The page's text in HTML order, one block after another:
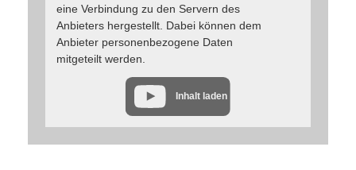
eine Verbindung zu den Servern des
Anbieters hergestellt. Dabei können dem
Anbieter personenbezogene Daten
mitgeteilt werden.
Inhalt laden